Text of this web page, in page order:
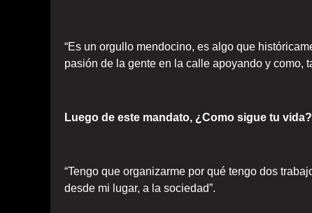
“Es un orgullo mendocino, es algo que
pasión de la gente en la calle apoyando y como,
Luego de este mandato, ¿Como sigue tu vida?
“Tengo que organizarme por qué tengo dos
desde mi lugar, a la sociedad”.